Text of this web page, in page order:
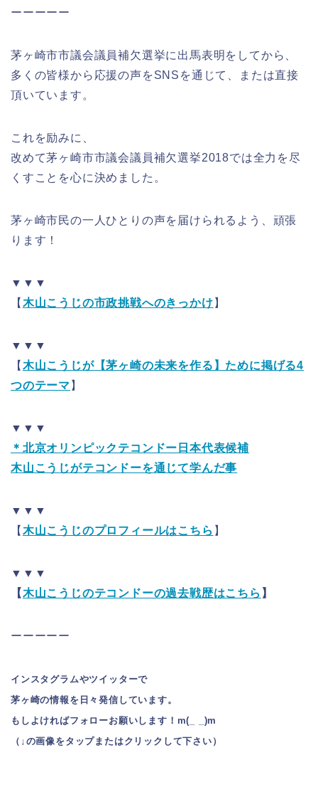
ーーーーー
茅ヶ崎市市議会議員補欠選挙に出馬表明をしてから、
多くの皆様から応援の声をSNSを通じて、または直接
頂いています。
これを励みに、
改めて茅ヶ崎市市議会議員補欠選挙2018では全力を尽
くすことを心に決めました。
茅ヶ崎市民の一人ひとりの声を届けられるよう、頑張
ります！
▼▼▼
【 木山こうじの市政挑戦へのきっかけ 】
▼▼▼
【 木山こうじが【茅ヶ崎の未来を作る】ために掲げる4
つのテーマ 】
▼▼▼
＊北京オリンピックテコンドー日本代表候補
木山こうじがテコンドーを通じて学んだ事
▼▼▼
【 木山こうじのプロフィールはこちら 】
▼▼▼
【木山こうじのテコンドーの過去戦歴はこちら 】
ーーーーー
インスタグラムやツイッターで
茅ヶ崎の情報を日々発信しています。
もしよければフォローお願いします！m(_ _)m
（↓の画像をタップまたはクリックして下さい）